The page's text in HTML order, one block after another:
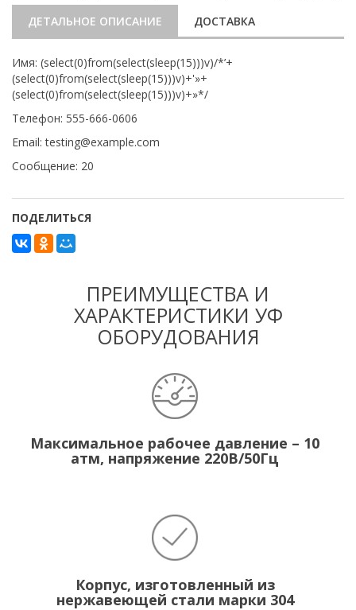
ДЕТАЛЬНОЕ ОПИСАНИЕ ДОСТАВКА
Имя: (select(0)from(select(sleep(15)))v)/*’+
(select(0)from(select(sleep(15)))v)+'»+
(select(0)from(select(sleep(15)))v)+»*/
Телефон: 555-666-0606
Email: testing@example.com
Сообщение: 20
ПОДЕЛИТЬСЯ
ПРЕИМУЩЕСТВА И
ХАРАКТЕРИСТИКИ УФ
ОБОРУДОВАНИЯ
Максимальное рабочее давление – 10
атм, напряжение 220В/50Гц
Корпус, изготовленный из
нержавеющей стали марки 304